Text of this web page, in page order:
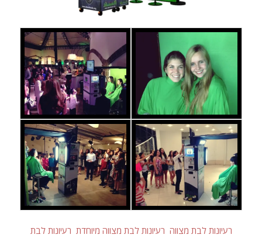
רעיונות לבת מצווה רעיונות לבת מצווה מיוחדת רעיונות לבת